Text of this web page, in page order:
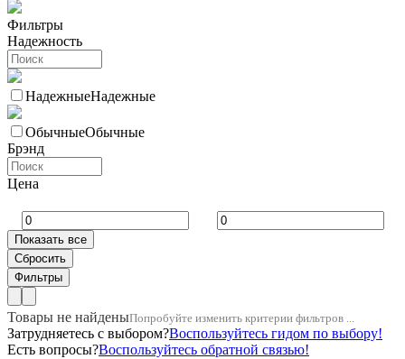
Фильтры
Надежность
НадежныеНадежные
ОбычныеОбычные
Брэнд
Цена
Товары не найденыПопробуйте изменить критерии фильтров ...
Затрудняетесь с выбором?Воспользуйтесь гидом по выбору!
Есть вопросы?Воспользуйтесь обратной связью!